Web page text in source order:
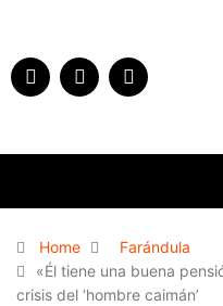
Home
Farándula
«Él tiene una buena
crisis del ‘hombre caimán’